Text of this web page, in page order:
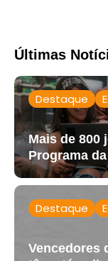
Últimas
Destaque
Mais de 800
Programa
Destaque
Vencedores